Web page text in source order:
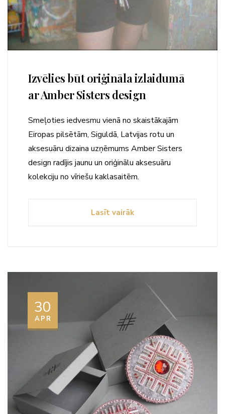
Izvēlies būt oriģināla izlaidumā
ar Amber Sisters design
Smeļoties iedvesmu vienā no skaistākajām
Eiropas pilsētām, Siguldā, Latvijas rotu un
aksesuāru dizaina uzņēmums Amber Sisters
design radījis jaunu un oriģinālu aksesuāru
kolekciju no vīriešu kaklasaitēm.
Lasīt vairāk
30
APR